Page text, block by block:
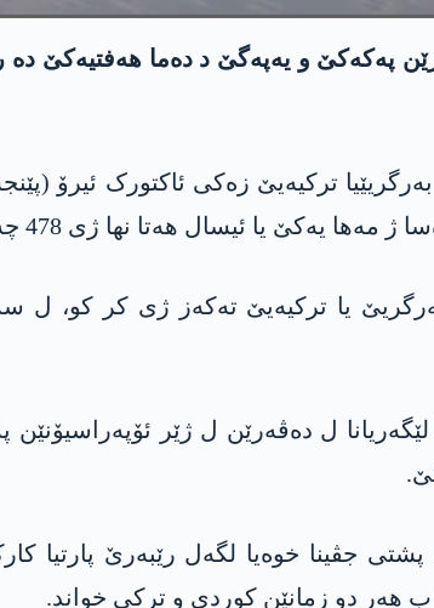
بەرگریێ یا ترکیەیێ کوشتنا 26 چەکدارێن پەکەکێ و
یا ترکیەیێ تەکەز ژی کر کو،
ل دەڤەرێن ل ژێر
ئیمرالیێ ل رۆژا پێنجشەمێ، 27/2/2025، پشتی جڤینا
ب ھەر دو زمانێن کوردی و ترکی خواند.